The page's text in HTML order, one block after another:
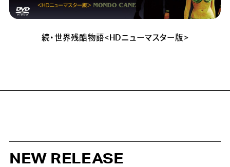
続・世界残酷物語<HDニューマスター版>
NEW RELEASE